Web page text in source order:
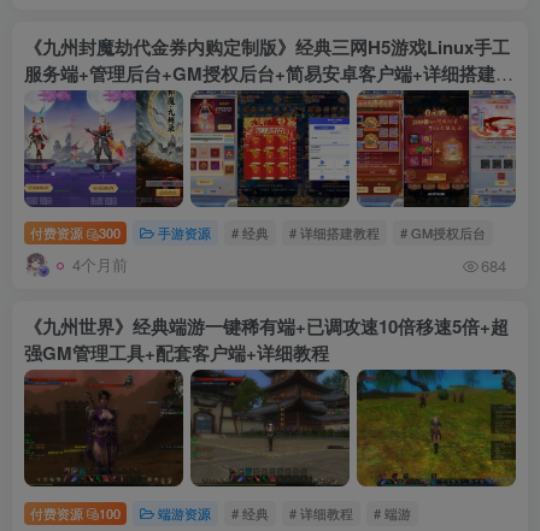
《九州封魔劫代金券内购定制版》经典三网H5游戏Linux手工
服务端+管理后台+GM授权后台+简易安卓客户端+详细搭建教
程
付费资源 300 手游资源 # 经典 # 详细搭建教程 # GM授权后台
4个月前 684
《九州世界》经典端游一键稀有端+已调攻速10倍移速5倍+超
强GM管理工具+配套客户端+详细教程
付费资源 100 端游资源 # 经典 # 详细教程 # 端游